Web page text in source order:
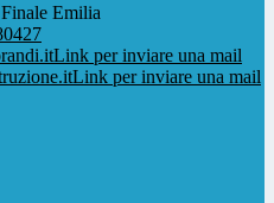
Emilia
Link per inviare una mail
Link per inviare una mail